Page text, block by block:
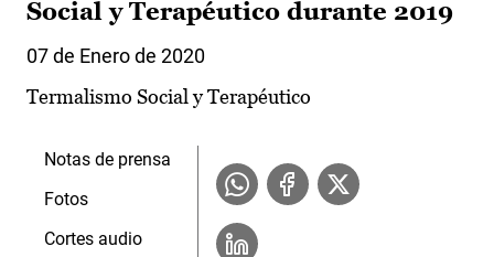
Social y Terapéutico durante 2019
07 de Enero de 2020
Termalismo Social y Terapéutico
Notas de prensa
Fotos
Cortes audio